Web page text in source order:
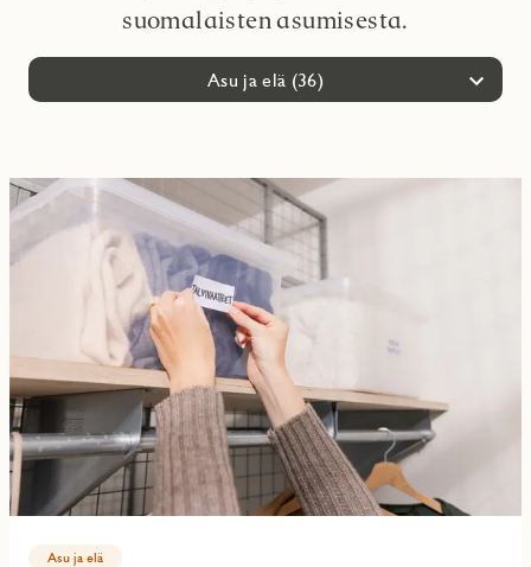
suomalaisten asumisesta.
Asu ja elä (36)
Kaikki (102)
Sisustus (25)
Kodinrakentaja (10)
Uusi asunto ja muutto (21)
Asu ja elä (36)
Asukkaan oikeudet ja vastuut (2)
Kestävä asuminen (8)
Asu ja elä